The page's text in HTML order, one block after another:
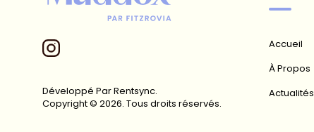
Développé Par Rentsync.
Copyright © 2026. Tous droits réservés.
Accueil
À Propos
Actualités